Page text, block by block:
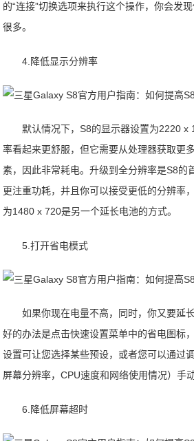
的“连接”切换选项来执行这个操作，你会发
很多。
4.降低显示分辨率
默认情况下，S8的显示器设置为2220 x
率看起来更舒服，但它需要从处理器获取更
素，因此非常耗电。升级到全分辨率是S8的
更注重功耗，并且你可以接受更低的分辨率
为1480 x 720是另一个延长电池的方式。
5.打开省电模式
如果你现在电量不高，同时，你又要延
好的办法是点击快速设置菜单中的省电图标
设置可让您选择某些预设，或者您可以通过
屏幕分辨率，CPU速度和网络使用情况）手
6.降低屏幕超时